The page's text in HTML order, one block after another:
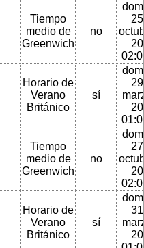
Tiempo
medio de
Greenwich
no
Horario de
Verano
Británico
sí
Tiempo
medio de
Greenwich
no
Horario de
Verano
Británico
sí